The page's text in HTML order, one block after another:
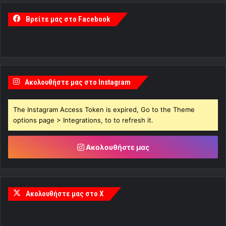
Βρείτε μας στο Facebook
Ακολουθήστε μας στο Instagram
The Instagram Access Token is expired, Go to the Theme
options page > Integrations, to to refresh it.
Ακολουθήστε μας
Ακολουθήστε μας στο X